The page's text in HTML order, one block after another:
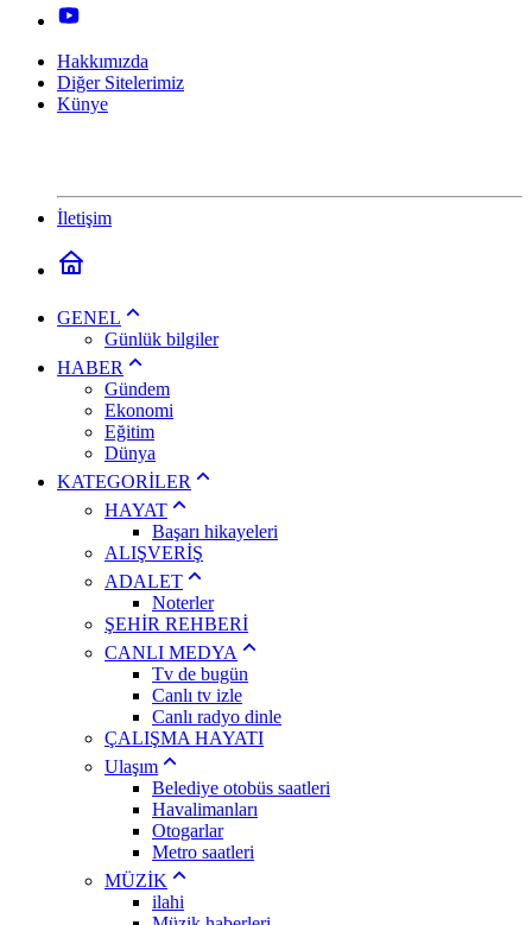
Hakkımızda
Diğer Sitelerimiz
Künye
İletişim
GENEL
Günlük bilgiler
HABER
Gündem
Ekonomi
Eğitim
Dünya
KATEGORİLER
HAYAT
Başarı hikayeleri
ALIŞVERİŞ
ADALET
Noterler
ŞEHİR REHBERİ
CANLI MEDYA
Tv de bugün
Canlı tv izle
Canlı radyo dinle
ÇALIŞMA HAYATI
Ulaşım
Belediye otobüs saatleri
Havalimanları
Otogarlar
Metro saatleri
MÜZİK
ilahi